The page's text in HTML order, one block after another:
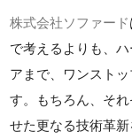
株式会社ソファード
で考えるよりも、
アまで、ワンスト
す。もちろん、そ
せた更なる技術革新